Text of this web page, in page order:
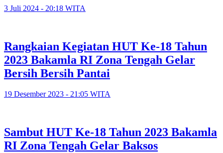
3 Juli 2024 - 20:18 WITA
Rangkaian Kegiatan HUT Ke-18 Tahun
2023 Bakamla RI Zona Tengah Gelar
Bersih Bersih Pantai
19 Desember 2023 - 21:05 WITA
Sambut HUT Ke-18 Tahun 2023 Bakamla
RI Zona Tengah Gelar Baksos